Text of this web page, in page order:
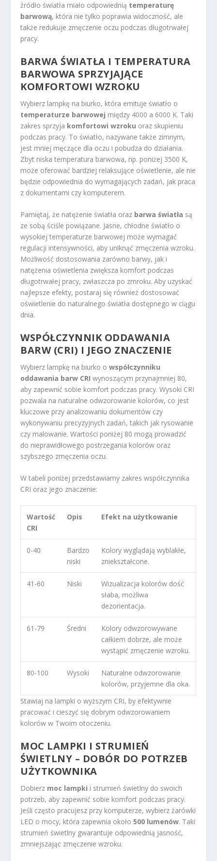
źródło światła miało odpowiednią temperaturę
barwową, która nie tylko poprawia widoczność, ale
także redukuje zmęczenie oczu podczas długotrwałej
pracy.
BARWA ŚWIATŁA I TEMPERATURA
BARWOWA SPRZYJAJĄCE
KOMFORTOWI WZROKU
Wybierz lampkę na biurko, która emituje światło o
temperaturze barwowej między 4000 a 6000 K. Taki
zakres sprzyja komfortowi wzroku oraz skupieniu
podczas pracy. To światło, nazywane także zimnym,
jest mniej męczące dla oczu i pobudza do działania.
Zbyt niska temperatura barwowa, np. poniżej 3500 K,
może oferować bardziej relaksujące oświetlenie, ale nie
będzie odpowiednia do wymagających zadań, jak praca
z dokumentami czy komputerem.
Pamiętaj, że natężenie światła oraz barwa światła są
ze sobą ściśle powiązane. Jasne, chłodne światło o
wysokiej temperaturze barwowej może wymagać
regulacji intensywności, aby uniknąć zmęczenia wzroku.
Możliwość dostosowania zarówno barwy, jak i
natężenia oświetlenia zwiększa komfort podczas
długotrwałej pracy, zwłaszcza po zmroku. Aby uzyskać
najlepsze efekty, postaraj się również dostosować
oświetlenie do naturalnego światła dostępnego w ciągu
dnia.
WSPÓŁCZYNNIK ODDAWANIA
BARW (CRI) I JEGO ZNACZENIE
Wybierz lampkę na biurko owspółczynniku
oddawania barw CRI wynoszącym przynajmniej 80,
aby zapewnić sobie komfort podczas pracy. Wysoki CRI
pozwala na naturalne odwzorowanie kolorów, co jest
kluczowe przy analizowaniu dokumentów czy
wykonywaniu precyzyjnych zadań, takich jak rysowanie
czy malowanie. Wartości poniżej 80 mogą prowadzić
do nieprawidłowego postrzegania kolorów oraz
szybszego zmęczenia oczu.
W tabeli poniżej przedstawiamy zakres współczynnika
CRI oraz jego znaczenie:
Wartość
CRI
Opis Efekt na użytkowanie
0-40
Bardzo
niski
Kolory wyglądają wyblakłe,
zniekształcone.
41-60 Niski
Wizualizacja kolorów dość
słaba, możliwa
dezorientacja.
61-79 Średni
Kolory odwzorowywane
całkiem dobrze, ale może
wystąpić zmęczenie wzroku.
80-100 Wysoki
Naturalne odwzorowanie
kolorów, przyjemne dla oka.
Stawiaj na lampki o wyższym CRI, by efektywnie
pracować i cieszyć się dobrym odwzorowaniem
kolorów w Twoim otoczeniu.
MOC LAMPKI I STRUMIEŃ
ŚWIETLNY – DOBÓR DO POTRZEB
UŻYTKOWNIKA
Dobierz moc lampki i strumień świetlny do swoich
potrzeb, aby zapewnić sobie komfort podczas pracy.
Jeśli często pracujesz przy komputerze, wybierz żarówki
LED o mocy, która zapewnia około500 lumenów. Taki
strumień świetlny gwarantuje odpowiednią jasność,
zmniejszając zmęczenie wzroku.